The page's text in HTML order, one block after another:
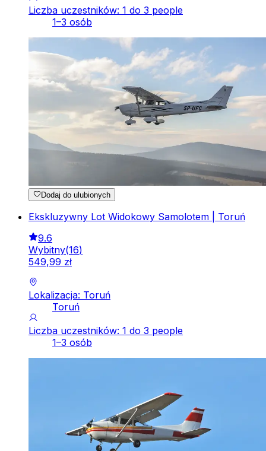
Liczba uczestników: 1 do 3 people
1–3 osób
Dodaj do ulubionych
Ekskluzywny Lot Widokowy Samolotem | Toruń
9.6
Wybitny(16)
549,99 zł
Lokalizacja: Toruń
Toruń
Liczba uczestników: 1 do 3 people
1–3 osób